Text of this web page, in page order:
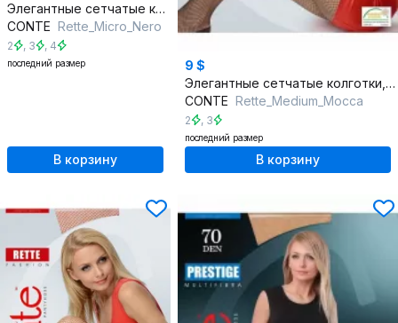
Элегантные сетчатые колготки, подчеркнут красоту ног, круглый год
CONTE Rette_Micro_Nero
2 , 3 , 4
последний размер
В корзину
9 $
Элегантные сетчатые колготки, подчеркнут красоту ног, круглый год
CONTE Rette_Medium_Mocca
2 , 3
последний размер
В корзину